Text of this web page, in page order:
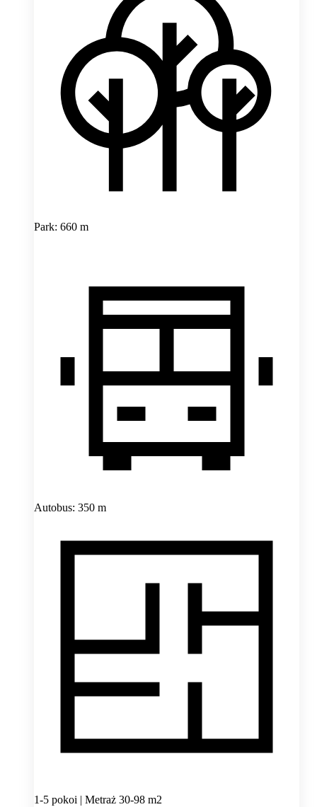
Park: 660 m
Autobus: 350 m
1-5 pokoi | Metraż 30-98 m2